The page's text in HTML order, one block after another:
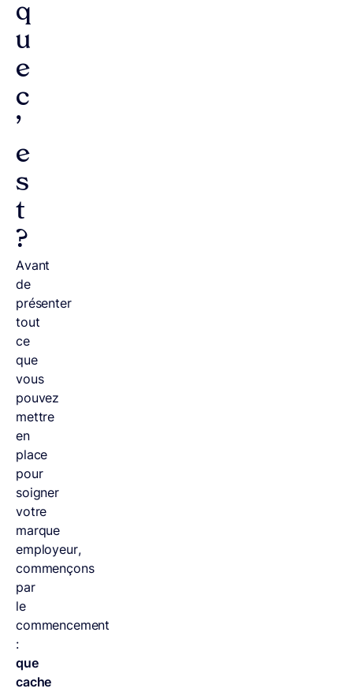
q
u
e
c
’
e
s
t
?
Avant
de
présenter
tout
ce
que
vous
pouvez
mettre
en
place
pour
soigner
votre
marque
employeur,
commençons
par
le
commencement
:
que
cache